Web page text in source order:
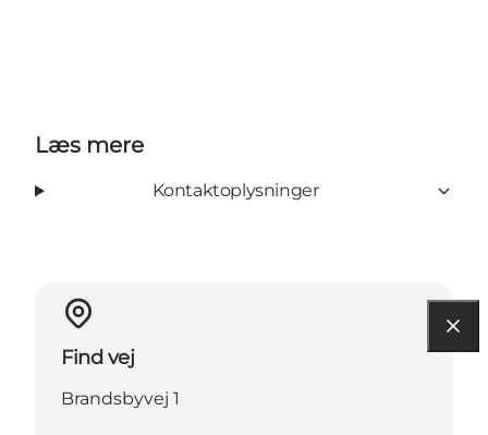
Læs mere
Kontaktoplysninger
Find vej
Brandsbyvej 1